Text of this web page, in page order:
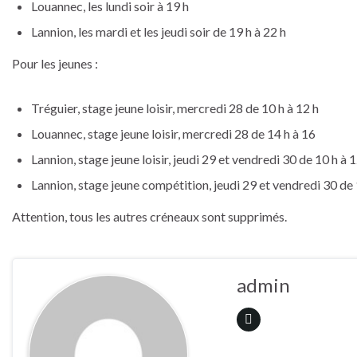
Louannec, les lundi soir à 19 h
Lannion, les mardi et les jeudi soir de 19 h à 22 h
Pour les jeunes :
Tréguier, stage jeune loisir, mercredi 28 de 10 h à 12 h
Louannec, stage jeune loisir, mercredi 28 de 14 h à 16
Lannion, stage jeune loisir, jeudi 29 et vendredi 30 de 10 h à
Lannion, stage jeune compétition, jeudi 29 et vendredi 30 de
Attention, tous les autres créneaux sont supprimés.
admin